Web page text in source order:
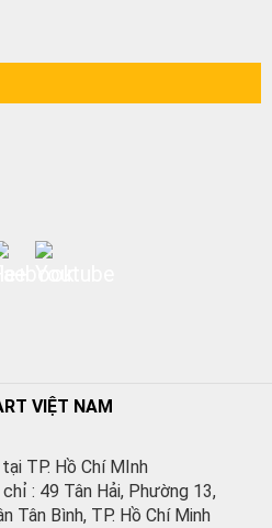
VIỆT NAM
TP. Hồ Chí MInh
: 49 Tân Hải, Phường 13,
Tân Bình, TP. Hồ Chí Minh